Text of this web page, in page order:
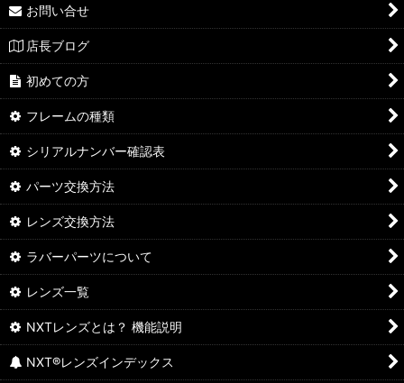
お問い合せ
店長ブログ
初めての方
フレームの種類
シリアルナンバー確認表
パーツ交換方法
レンズ交換方法
ラバーパーツについて
レンズ一覧
NXTレンズとは？ 機能説明
NXT®レンズインデックス